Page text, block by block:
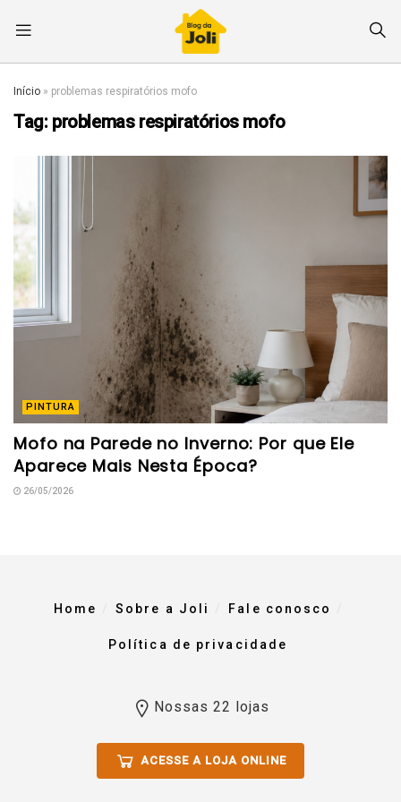
Início » problemas respiratórios mofo
Tag: problemas respiratórios mofo
PINTURA
Mofo na Parede no Inverno: Por que Ele
Aparece Mais Nesta Época?
26/05/2026
Home Sobre a Joli Fale conosco
Política de privacidade
Nossas 22 lojas
ACESSE A LOJA ONLINE